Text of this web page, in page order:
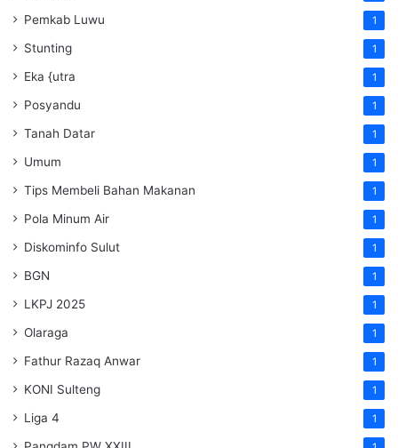
Pemkab Luwu 1
Stunting 1
Eka {utra 1
Posyandu 1
Tanah Datar 1
Umum 1
Tips Membeli Bahan Makanan 1
Pola Minum Air 1
Diskominfo Sulut 1
BGN 1
LKPJ 2025 1
Olaraga 1
Fathur Razaq Anwar 1
KONI Sulteng 1
Liga 4 1